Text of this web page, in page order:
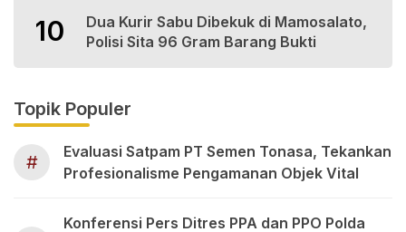
10
Dua Kurir Sabu Dibekuk di Mamosalato,
Polisi Sita 96 Gram Barang Bukti
Topik Populer
#
Evaluasi Satpam PT Semen Tonasa, Tekankan
Profesionalisme Pengamanan Objek Vital
Konferensi Pers Ditres PPA dan PPO Polda